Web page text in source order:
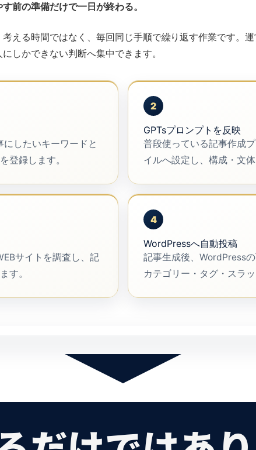
前の準備だけで一日が終わる。
える時間ではなく、毎回同じ手順で繰り返す作業です。
しかできない判断へ集中できます。
したいキーワードと
登録します。
2
GPTsプロンプトを反映
普段使っている記事作成
イルへ設定し、構成・文
サイトを調査し、記
す。
4
WordPressへ自動投稿
記事生成後、WordPress
カテゴリー・タグ・スラ